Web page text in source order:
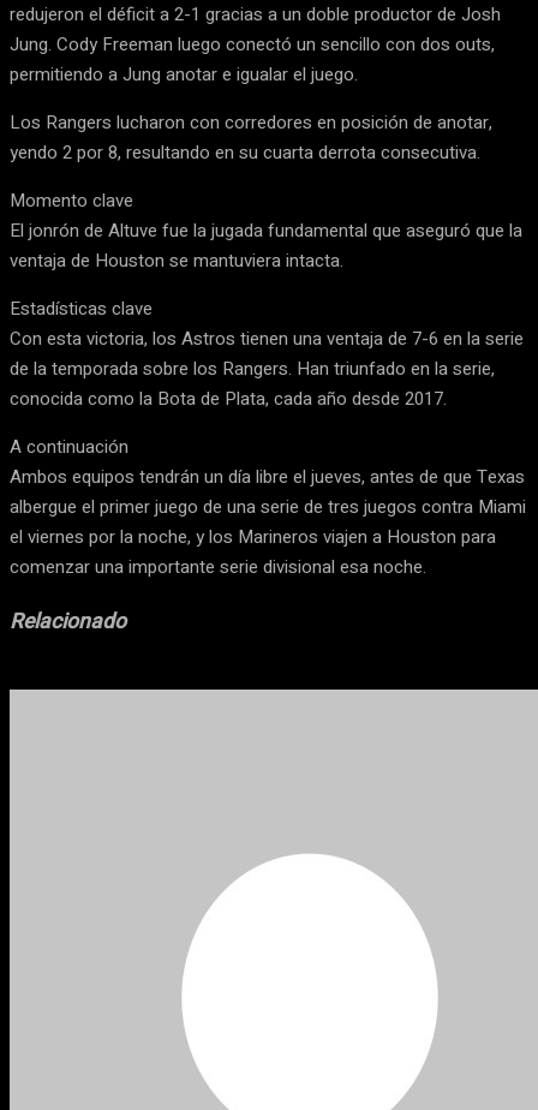
redujeron el déficit a 2-1 gracias a un doble productor de Josh
Jung. Cody Freeman luego conectó un sencillo con dos outs,
permitiendo a Jung anotar e igualar el juego.
Los Rangers lucharon con corredores en posición de anotar,
yendo 2 por 8, resultando en su cuarta derrota consecutiva.
Momento clave
El jonrón de Altuve fue la jugada fundamental que aseguró que la
ventaja de Houston se mantuviera intacta.
Estadísticas clave
Con esta victoria, los Astros tienen una ventaja de 7-6 en la serie
de la temporada sobre los Rangers. Han triunfado en la serie,
conocida como la Bota de Plata, cada año desde 2017.
A continuación
Ambos equipos tendrán un día libre el jueves, antes de que Texas
albergue el primer juego de una serie de tres juegos contra Miami
el viernes por la noche, y los Marineros viajen a Houston para
comenzar una importante serie divisional esa noche.
Relacionado